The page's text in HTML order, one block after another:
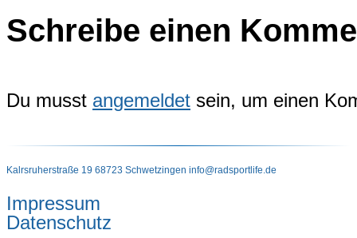
Schreibe einen
Du musst angemeldet sein, um einen
Kalrsruherstraße 19 68723 Schwetzingen info@radsportlife.de
Impressum
Datenschutz